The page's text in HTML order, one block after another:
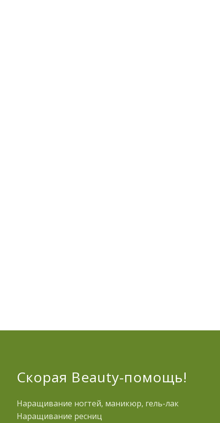
Скорая Beauty-помощь!
Наращивание ногтей, маникюр, гель-лак
Наращивание ресниц